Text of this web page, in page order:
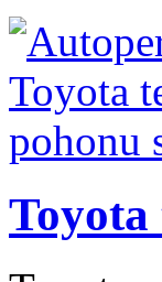
Toyota